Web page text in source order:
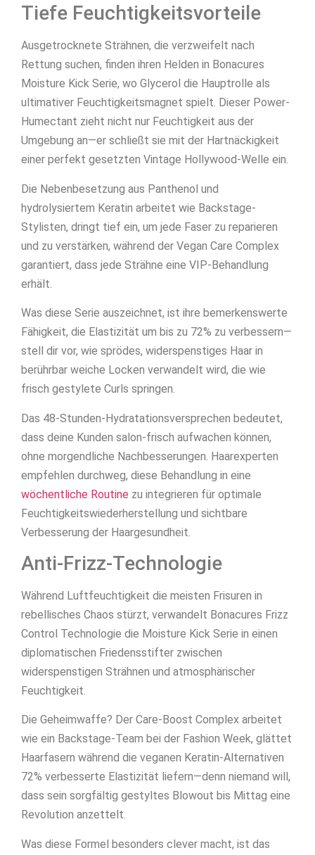
Tiefe Feuchtigkeitsvorteile
Ausgetrocknete Strähnen, die verzweifelt nach
Rettung suchen, finden ihren Helden in Bonacures
Moisture Kick Serie, wo Glycerol die Hauptrolle als
ultimativer Feuchtigkeitsmagnet spielt. Dieser Power-
Humectant zieht nicht nur Feuchtigkeit aus der
Umgebung an—er schließt sie mit der Hartnäckigkeit
einer perfekt gesetzten Vintage Hollywood-Welle ein.
Die Nebenbesetzung aus Panthenol und
hydrolysiertem Keratin arbeitet wie Backstage-
Stylisten, dringt tief ein, um jede Faser zu reparieren
und zu verstärken, während der Vegan Care Complex
garantiert, dass jede Strähne eine VIP-Behandlung
erhält.
Was diese Serie auszeichnet, ist ihre bemerkenswerte
Fähigkeit, die Elastizität um bis zu 72% zu verbessern—
stell dir vor, wie sprödes, widerspenstiges Haar in
berührbar weiche Locken verwandelt wird, die wie
frisch gestylete Curls springen.
Das 48-Stunden-Hydratationsversprechen bedeutet,
dass deine Kunden salon-frisch aufwachen können,
ohne morgendliche Nachbesserungen. Haarexperten
empfehlen durchweg, diese Behandlung in eine
wöchentliche Routine zu integrieren für optimale
Feuchtigkeitswiederherstellung und sichtbare
Verbesserung der Haargesundheit.
Anti-Frizz-Technologie
Während Luftfeuchtigkeit die meisten Frisuren in
rebellisches Chaos stürzt, verwandelt Bonacures Frizz
Control Technologie die Moisture Kick Serie in einen
diplomatischen Friedensstifter zwischen
widerspenstigen Strähnen und atmosphärischer
Feuchtigkeit.
Die Geheimwaffe? Der Care-Boost Complex arbeitet
wie ein Backstage-Team bei der Fashion Week, glättet
Haarfasern während die veganen Keratin-Alternativen
72% verbesserte Elastizität liefern—denn niemand will,
dass sein sorgfältig gestyltes Blowout bis Mittag eine
Revolution anzettelt.
Was diese Formel besonders clever macht, ist das